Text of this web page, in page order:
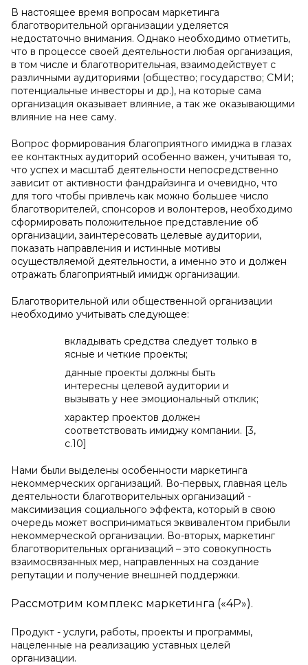
В настоящее время вопросам маркетинга
благотворительной организации уделяется
недостаточно внимания. Однако необходимо отметить,
что в процессе своей деятельности любая организация,
в том числе и благотворительная, взаимодействует с
различными аудиториями (общество; государство; СМИ;
потенциальные инвесторы и др.), на которые сама
организация оказывает влияние, а так же оказывающими
влияние на нее саму.
Вопрос формирования благоприятного имиджа в глазах
ее контактных аудиторий особенно важен, учитывая то,
что успех и масштаб деятельности непосредственно
зависит от активности фандрайзинга и очевидно, что
для того чтобы привлечь как можно большее число
благотворителей, спонсоров и волонтеров, необходимо
сформировать положительное представление об
организации, заинтересовать целевые аудитории,
показать направления и истинные мотивы
осуществляемой деятельности, а именно это и должен
отражать благоприятный имидж организации.
Благотворительной или общественной организации
необходимо учитывать следующее:
вкладывать средства следует только в
ясные и четкие проекты;
данные проекты должны быть
интересны целевой аудитории и
вызывать у нее эмоциональный отклик;
характер проектов должен
соответствовать имиджу компании. [3,
с.10]
Нами были выделены особенности маркетинга
некоммерческих организаций. Во-первых, главная цель
деятельности благотворительных организаций -
максимизация социального эффекта, который в свою
очередь может восприниматься эквивалентом прибыли
некоммерческой организации. Во-вторых, маркетинг
благотворительных организаций – это совокупность
взаимосвязанных мер, направленных на создание
репутации и получение внешней поддержки.
Рассмотрим комплекс маркетинга («4Р»).
Продукт - услуги, работы, проекты и программы,
нацеленные на реализацию уставных целей
организации.